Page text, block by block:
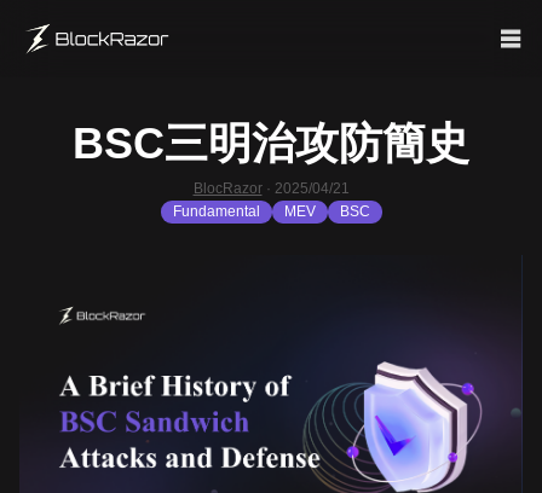
BSC三明治攻防簡史
BlocRazor · 2025/04/21
Fundamental
MEV BSC